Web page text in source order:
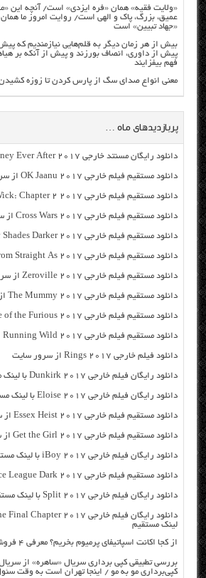
«ولایت فقیه» همان «فره ایزدی» است/ آنچه این
عمیق، بزرگ، پاک و الهی است/ روایت امروز ما
«جهاد تبیین» است
بیش از هر زمان دیگر به قلم‌هایی نیازمندیم که
پیش از داوری، انصاف بورزند و پیش از آنکه بر
فهم بیفزایند
معنی انواع صدای سگ از پارس کردن تا زوزه
پربازدیدهای ماه …
دانلود رایگان مسنتد خارجی Britney Ever After 2017 با لینک مستقیم
دانلود مستقیم فیلم خارجی OK Jaanu 2017 از سرور سایت
دانلود مستقیم فیلم خارجی John Wick: Chapter 2 2017 از سرور سایت
دانلود مستقیم فیلم خارجی Cross Wars 2017 از سرور سایت
دانلود مستقیم فیلم خارجی Fifty Shades Darker 2017 از سرور سایت
دانلود مستقیم فیلم خارجی From Straight As 2017 از سرور سایت
دانلود مستقیم فیلم خارجی Zeroville 2017 از سرور سایت
دانلود مستقیم فیلم خارجی The Mummy 2017 از سرور سایت
دانلود مستقیم فیلم خارجی The Fate of the Furious 2017 از سرور سایت
دانلود مستقیم فیلم خارجی Running Wild 2017 از سرور سایت
دانلود فیلم خارجی Rings 2017 از سرور سایت
دانلود رایگان فیلم خارجی Dunkirk 2017 با لینک مستقیم
دانلود رایگان فیلم خارجی Eloise 2017 با لینک مستقیم
دانلود مستقیم فیلم خارجی Essex Heist 2017 از سرور سایت
دانلود مستقیم فیلم خارجی Get the Girl 2017 از سرور سایت
دانلود رایگان فیلم خارجی iBoy 2017 با لینک مستقیم
دانلود مستقیم فیلم خارجی Justice League Dark 2017 از سرور سایت
دانلود رایگان فیلم خارجی Split 2017 با لینک مستقیم
لینک مستقیم
از کجا اکانت اسپاتیفای پرمیوم بخریم؟ معرفی ۴ فروشگاه معتبر ایرانی
بررسی تطبیقی کپی برداری سریال «ساهره» از
کپی‌برداری مو به مو / اینجا تهران است به وقت